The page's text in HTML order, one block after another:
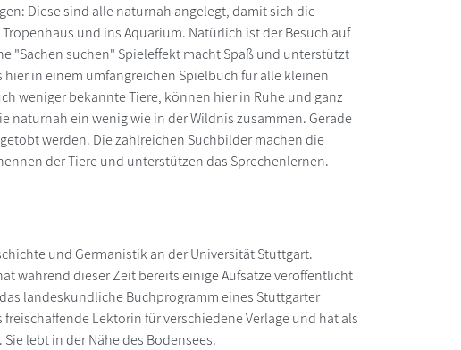
Diese sind alle naturnah angelegt, damit sich die
und ins Aquarium. Natürlich ist der Besuch auf
"Sachen suchen" Spieleffekt macht Spaß und unterstützt
in einem umfangreichen Spielbuch für alle kleinen
weniger bekannte Tiere, können hier in Ruhe und ganz
naturnah ein wenig wie in der Wildnis zusammen. Gerade
werden. Die zahlreichen Suchbilder machen die
der Tiere und unterstützen das Sprechenlernen.
und Germanistik an der Universität Stuttgart.
während dieser Zeit bereits einige Aufsätze veröffentlicht
landeskundliche Buchprogramm eines Stuttgarter
Lektorin für verschiedene Verlage und hat als
lebt in der Nähe des Bodensees.